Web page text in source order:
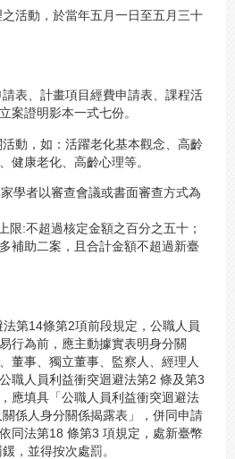
活動，於當年五月一日至五月三十
表、計畫項目經費申請表、課程活
案證明影本一式七份。
動，如：活躍老化基本觀念、高齡
健康老化、高齡心理等。
學者以審查會議或書面審查方式為
限:不超過核定金額之百分之五十；
補助二案，且合計金額不超過新臺
第14條第2項前段規定，公職人員
行為前，應主動據實表明身分關
董事、獨立董事、監察人、經理人
職人員利益衝突迴避法第2 條及第3
應填具「公職人員利益衝突迴避法
係人身分關係揭露表」，併同申請
同法第18 條第3 項規定，處新臺幣
，並得按次處罰。